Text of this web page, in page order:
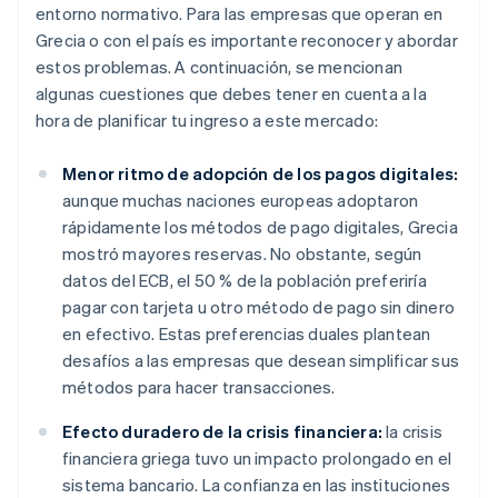
entorno normativo. Para las empresas que operan en
Grecia o con el país es importante reconocer y abordar
estos problemas. A continuación, se mencionan
algunas cuestiones que debes tener en cuenta a la
hora de planificar tu ingreso a este mercado:
Menor ritmo de adopción de los pagos digitales:
aunque muchas naciones europeas adoptaron
rápidamente los métodos de pago digitales, Grecia
mostró mayores reservas. No obstante, según
datos del ECB, el 50 % de la población preferiría
pagar con tarjeta u otro método de pago sin dinero
en efectivo. Estas preferencias duales plantean
desafíos a las empresas que desean simplificar sus
métodos para hacer transacciones.
Efecto duradero de la crisis financiera: la crisis
financiera griega tuvo un impacto prolongado en el
sistema bancario. La confianza en las instituciones